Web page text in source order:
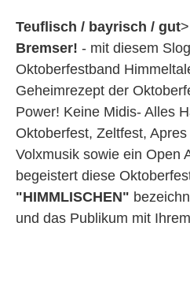
Teuflisch / bayrisch / gut
Bremser! - mit diesem
Oktoberfestband
Geheimrezept der
Power! Keine Midis- Alles
Oktoberfest, Zeltfest,
Volxmusik sowie ein Open
begeistert diese
"HIMMLISCHEN"
und das Publikum mit